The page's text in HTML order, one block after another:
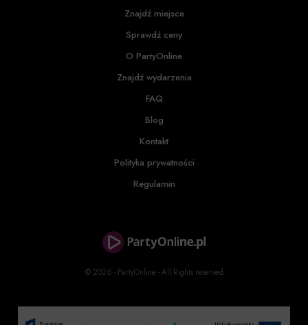
© 2026 - PartyOnline - All Rights reserved
Znajdź miejsce
Sprawdź ceny
O PartyOnline
Znajdź wydarzenia
FAQ
Blog
Kontakt
Polityka prywatności
Regulamin